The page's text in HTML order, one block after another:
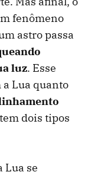
fenômeno
astro passa
luz. Esse
Lua quanto
dois tipos
Lua se